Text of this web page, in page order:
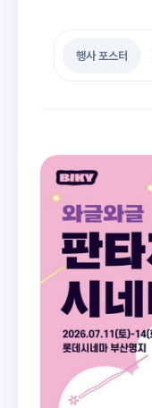
행사 포스터